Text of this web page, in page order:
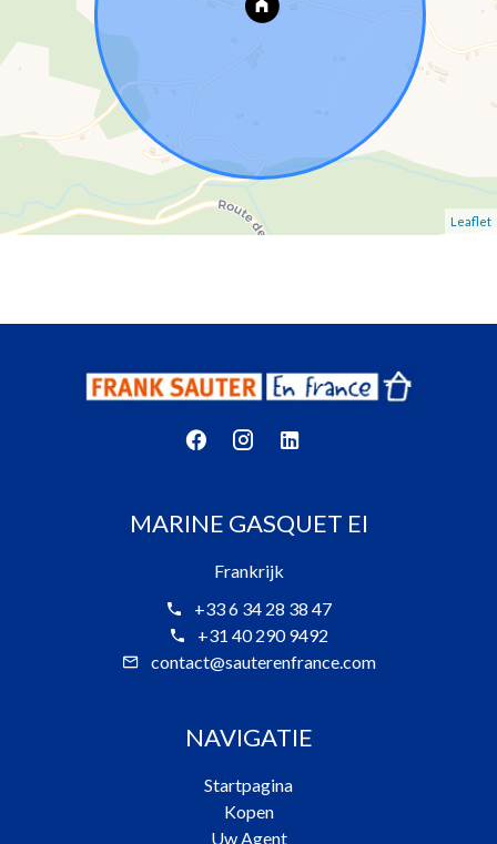
Leaflet
MARINE GASQUET EI
Frankrijk
+33 6 34 28 38 47
+31 40 290 9492
contact@sauterenfrance.com
NAVIGATIE
Startpagina
Kopen
Uw Agent